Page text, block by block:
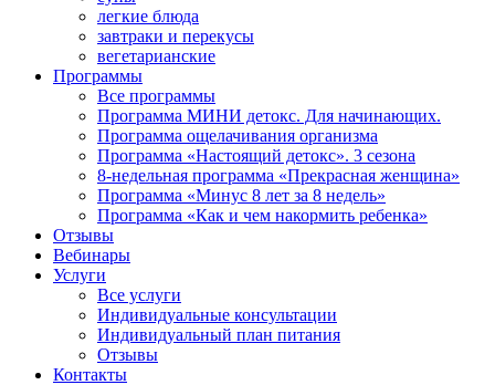
легкие блюда
завтраки и перекусы
вегетарианские
Программы
Все программы
Программа МИНИ детокс. Для начинающих.
Программа ощелачивания организма
Программа «Настоящий детокс». 3 сезона
8-недельная программа «Прекрасная женщина»
Программа «Минус 8 лет за 8 недель»
Программа «Как и чем накормить ребенка»
Отзывы
Вебинары
Услуги
Все услуги
Индивидуальные консультации
Индивидуальный план питания
Отзывы
Контакты